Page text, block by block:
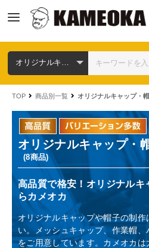
TOP 商品別一覧 オリジナルキャップ・
オリジナルキャップ・
(8商品)
高品質で格安！オリジナルキ
らカメオカ
オリジナルキャップや帽子の制作
い。メッシュキャップ、作業帽
をご用意しています。カメオカ